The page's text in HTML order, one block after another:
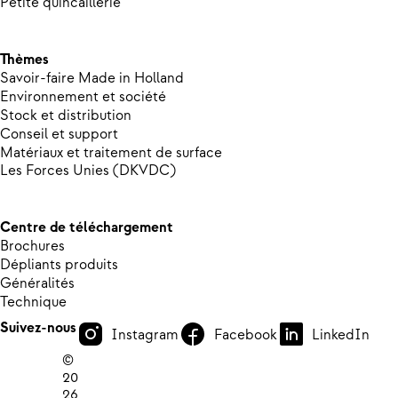
Thèmes
Savoir-faire Made in Holland
Environnement et société
Stock et distribution
Conseil et support
Matériaux et traitement de surface
Les Forces Unies (DKVDC)
Centre de téléchargement
Brochures
Dépliants produits
Généralités
Technique
Suivez-nous
Instagram Facebook
LinkedIn
©
20